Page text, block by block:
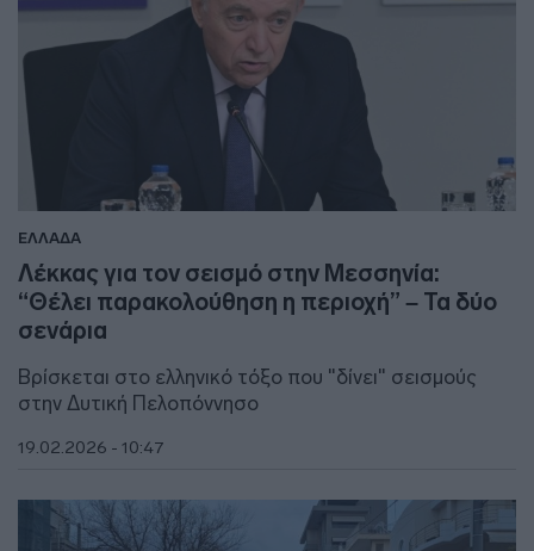
ΕΛΛΑΔΑ
Λέκκας για τον σεισμό στην Μεσσηνία:
“Θέλει παρακολούθηση η περιοχή” – Τα δύο
σενάρια
Βρίσκεται στο ελληνικό τόξο που "δίνει" σεισμούς
στην Δυτική Πελοπόννησο
19.02.2026 - 10:47